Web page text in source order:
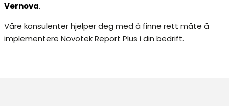
Vernova.
Våre konsulenter hjelper deg med å finne rett måte å
implementere Novotek Report Plus i din bedrift.